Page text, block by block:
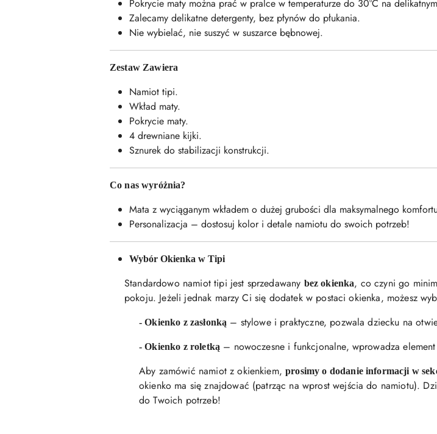
Pokrycie maty można prać w pralce w temperaturze do 30°C na
Zalecamy delikatne detergenty, bez płynów do płukania.
Nie wybielać, nie suszyć w suszarce bębnowej.
Zestaw Zawiera
Namiot tipi.
Wkład maty.
Pokrycie maty.
4 drewniane kijki.
Sznurek do stabilizacji konstrukcji.
Co nas wyróżnia?
Mata z wyciąganym wkładem o dużej grubości dla maksymalnego
Personalizacja – dostosuj kolor i detale namiotu do swoich potrzeb!
Wybór Okienka w Tipi
Standardowo namiot tipi jest sprzedawany bez okienka, co czyni go
pokoju. Jeżeli jednak marzy Ci się dodatek w postaci okienka, możesz
- Okienko z zasłonką – stylowe i praktyczne, pozwala dziecku na
- Okienko z roletką – nowoczesne i funkcjonalne, wprowadza
Aby zamówić namiot z okienkiem,prosimy o dodanie informacji w
okienko ma się znajdować (patrząc na wprost wejścia do namiotu).
do Twoich potrzeb!